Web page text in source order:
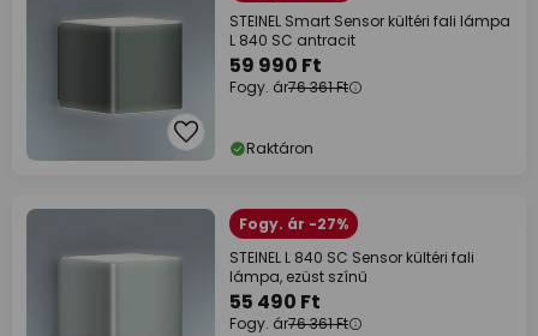
STEINEL Smart Sensor kültéri fali lámpa
L 840 SC antracit
59 990 Ft
Fogy. ár76 361 Ft
Raktáron
Fogy. ár -27%
STEINEL L 840 SC Sensor kültéri fali
lámpa, ezüst színű
55 490 Ft
Fogy. ár76 361 Ft